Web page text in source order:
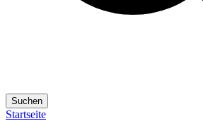
Suchen
Startseite